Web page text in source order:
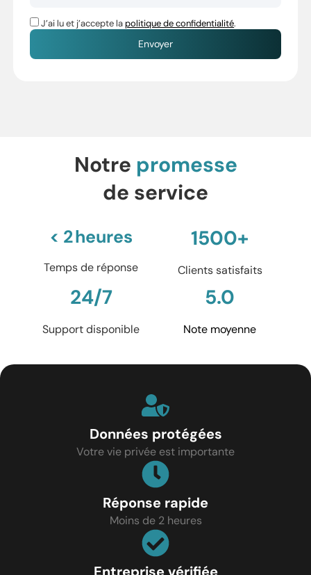
J’ai lu et j’accepte lapolitique de confidentialité.
Notre promesse
de service
< 2 heures
Temps de réponse
1500+
Clients satisfaits
24/7
Support disponible
5.0
Note moyenne
Données protégées
Votre vie privée est importante
Réponse rapide
Moins de 2 heures
Entreprise vérifiée